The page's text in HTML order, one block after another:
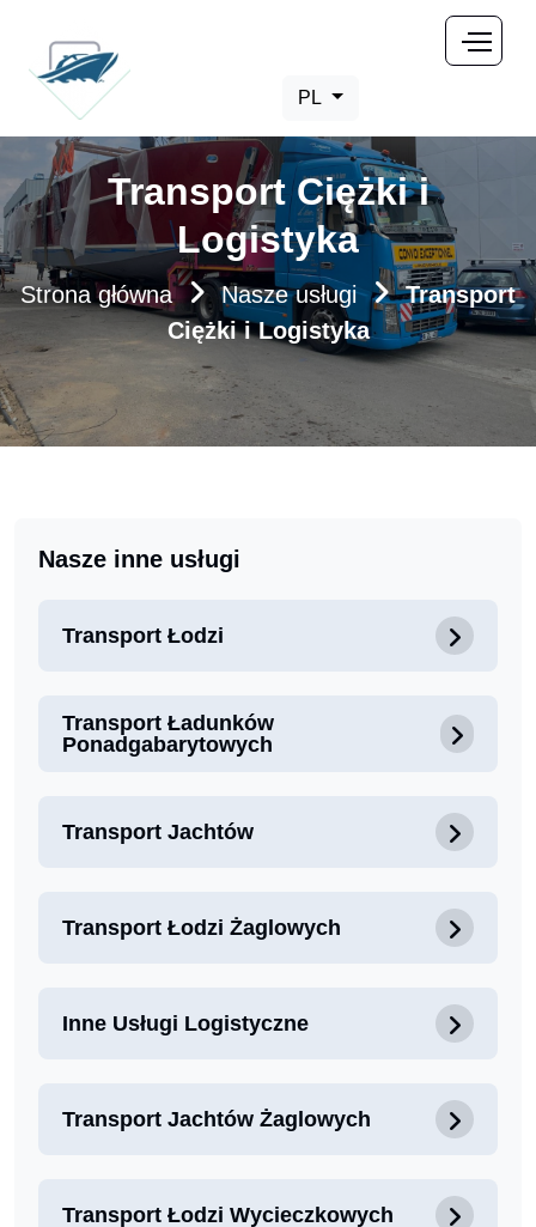
PL
Transport Ciężki i
Logistyka
Strona główna Nasze usługi
Transport
Ciężki i Logistyka
Nasze inne usługi
Transport Łodzi
Transport Ładunków
Ponadgabarytowych
Transport Jachtów
Transport Łodzi Żaglowych
Inne Usługi Logistyczne
Transport Jachtów Żaglowych
Transport Łodzi Wycieczkowych